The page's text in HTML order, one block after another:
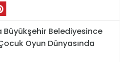
Büyükşehir Belediyesince
Oyun Dünyasında